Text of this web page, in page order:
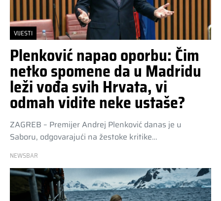
VIJESTI
Plenković napao oporbu: Čim
netko spomene da u Madridu
leži vođa svih Hrvata, vi
odmah vidite neke ustaše?
ZAGREB – Premijer Andrej Plenković danas je u
Saboru, odgovarajući na žestoke kritike…
NEWSBAR